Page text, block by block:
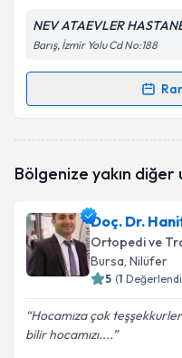
Kişisel
Metni'ni
kapsamda
NEV ATAEVLER
Barış, İzmir Yolu Cd No:188
Randevu
oluşturun. Size bu
E-posta Adresiniz
Kişisel
Metni
Bölgenize yakın diğer
Doç. Dr.
Ortopedi ve
Bursa, Nilüfer
5 (1
Hocamıza çok
bilir hocamızı....